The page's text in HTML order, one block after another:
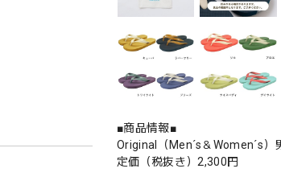
■商品情報■
Original（Men´s＆Women´s）
定価（税抜き）2,300円